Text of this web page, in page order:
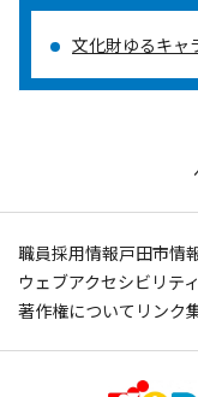
文化財ゆるキャ
職員採用情報戸田市情
ウェブアクセシビリティ
著作権について リンク